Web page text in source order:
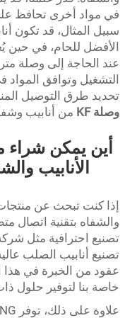
في مواد أخرى تحافظ
سبيل المثال، قد تكون
الأفضل للحام، في حين
عند الحاجة إلى وصلة
التشغيل وتوافق
تحديد طرق التوصيل
وصلة KF
من أنابيب
أين يمكن شراء
الأنابيب
إذا كنت تبحث عن منتجات
والشفاه بتقنية اتصال
تصنيع أنابيب الصلب
عقود من الخبرة في هذا
خاصة بنا لتوفير حلول